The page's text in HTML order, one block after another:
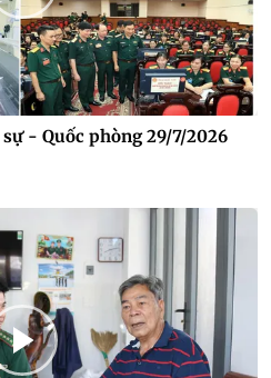
- Quốc phòng 29/7/2026